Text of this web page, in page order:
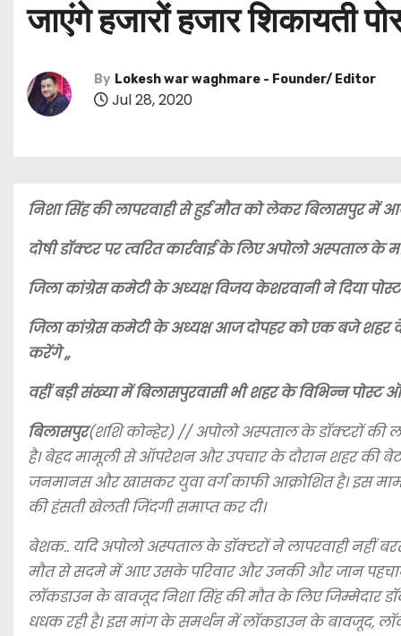
जाएंगे हजारों हजार शिकायती
By Lokesh war waghmare - Founder/ Editor
Jul 28, 2020
निशा सिंह की लापरवाही से हुई मौत को लेकर बिलासपुर में
दोषी डॉक्टर पर त्वरित कार्रवाई के लिए अपोलो अस्पताल के
जिला कांग्रेस कमेटी के अध्यक्ष विजय केशरवानी ने दिया
जिला कांग्रेस कमेटी के अध्यक्ष आज दोपहर को एक बजे शहर
करेंगे ,,
वहीं बड़ी संख्या में बिलासपुरवासी भी शहर के विभिन्न
बिलासपुर(शशि कोन्हेर) // अपोलो अस्पताल के डॉक्टरों की
है। बेहद मामूली से ऑपरेशन और उपचार के दौरान शहर की
जनमानस और खासकर युवा वर्ग काफी आक्रोशित है। इस
की हंसती खेलती जिंदगी समाप्त कर दी।
बेशक.. यदि अपोलो अस्पताल के डॉक्टरों ने लापरवाही नहीं
मौत से सदमे में आए उसके परिवार और उनकी और जान
लॉकडाउन के बावजूद निशा सिंह की मौत के लिए
धधक रही है। इस मांग के समर्थन में लॉकडाउन के बावजूद,